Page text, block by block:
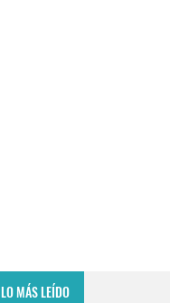
LO MÁS LEÍDO